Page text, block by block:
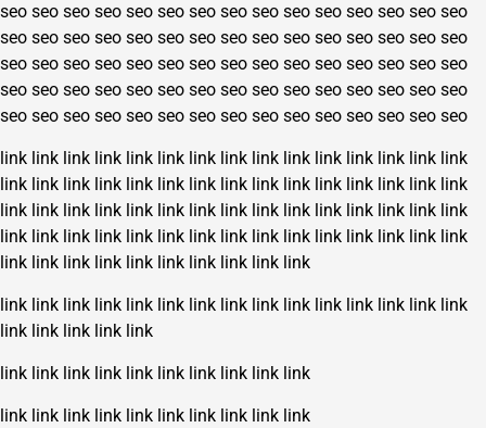
seo seo seo seo seo seo seo seo seo seo seo seo seo seo seo
seo seo seo seo seo seo seo seo seo seo seo seo seo seo seo
seo seo seo seo seo seo seo seo seo seo seo seo seo seo seo
seo seo seo seo seo seo seo seo seo seo seo seo seo seo seo
seo seo seo seo seo seo seo seo seo seo seo seo seo seo seo
link link link link link link link link link link link link link link link
link link link link link link link link link link link link link link link
link link link link link link link link link link link link link link link
link link link link link link link link link link link link link link link
link link link link link link link link link link
link link link link link link link link link link link link link link link
link link link link link
link link link link link link link link link link
link link link link link link link link link link